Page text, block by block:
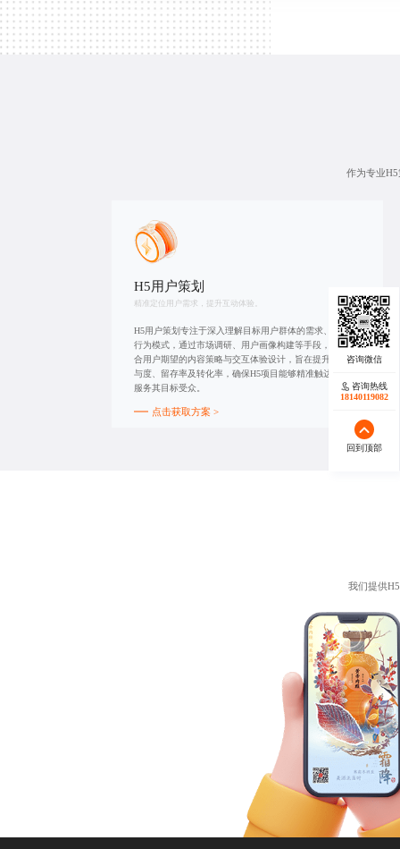
作为专业
H5用户策划
精准定位用户需求，提升互动体验。
H5用户策划专注于深入理解目标用户群体的需求、偏好及
行为模式，通过市场调研、用户画像构建等手段，制定符
合用户期望的内容策略与交互体验设计，旨在提升用户参
与度、留存率及转化率，确保H5项目能够精准触达并有效
服务其目标受众。
点击获取方案 >
我们提供
咨询热线
18140119082
回到顶部